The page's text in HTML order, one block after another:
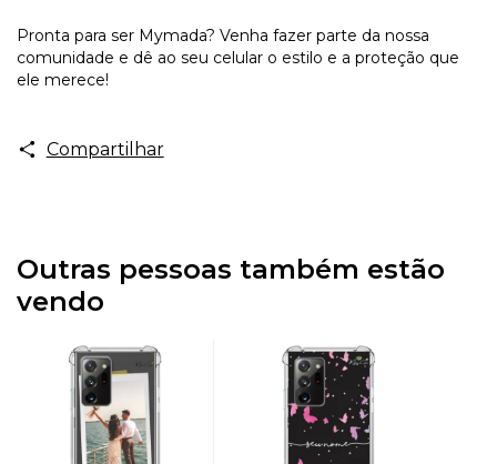
Pronta para ser Mymada? Venha fazer parte da nossa
comunidade e dê ao seu celular o estilo e a proteção que
ele merece!
Compartilhar
Outras pessoas também estão
vendo